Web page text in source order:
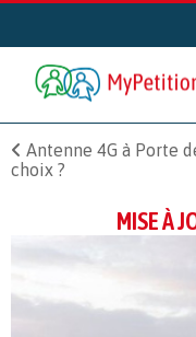
Antenne 4G à Porte
choix ?
MISE À